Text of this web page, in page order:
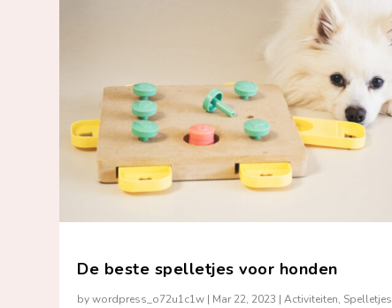
De beste spelletjes voor honden
bywordpress_o72u1c1w | Mar 22, 2023 |Activiteiten, Spelletjes